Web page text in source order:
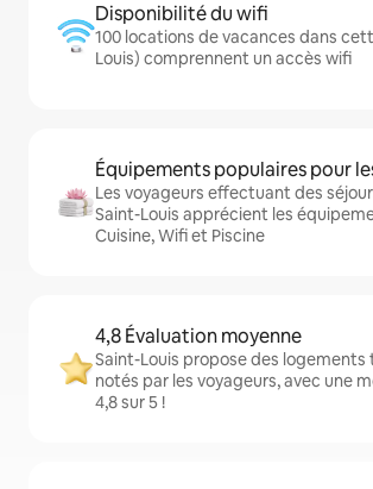
Disponibilité du wifi
100 locations de vacances dans
Louis) comprennent un accès wifi
Équipements populaires pour
Les voyageurs effectuant des
Saint-Louis apprécient les
Cuisine, Wifi et Piscine
4,8 Évaluation moyenne
Saint-Louis propose des logements
notés par les voyageurs, avec une
4,8 sur 5 !